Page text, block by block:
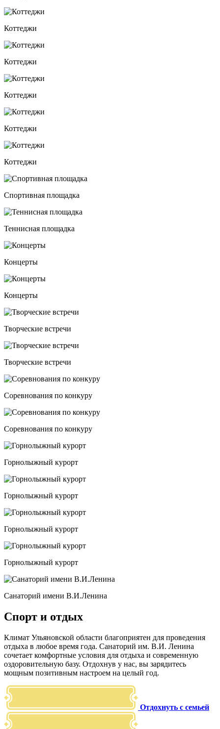
Коттеджи
Коттеджи
Коттеджи
Коттеджи
Коттеджи
Спортивная площадка
Теннисная площадка
Концерты
Концерты
Творческие встречи
Творческие встречи
Соревнования по конкуру
Соревнования по конкуру
Горнолыжный курорт
Горнолыжный курорт
Горнолыжный курорт
Горнолыжный курорт
Санаторий имени В.И.Ленина
Спорт и отдых
Климат Ульяновской области благоприятен для проведения
отдыха в любое время года. Санаторий им. В.И. Ленина
сочетает комфортные условия для отдыха и современную
оздоровительную базу. Отдохнув у нас, вы зарядитесь
мощным позитивным настроем на целый год.
Отдохнуть с семьей